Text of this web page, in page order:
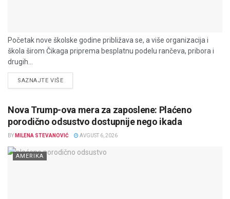
Početak nove školske godine približava se, a više organizacija i
škola širom Čikaga priprema besplatnu podelu rančeva, pribora i
drugih...
SAZNAJTE VIŠEDETAILS
Nova Trump-ova mera za zaposlene: Plaćeno
porodično odsustvo dostupnije nego ikada
BY MILENA STEVANOVIĆ AVGUST 6, 2026
AMERIKA